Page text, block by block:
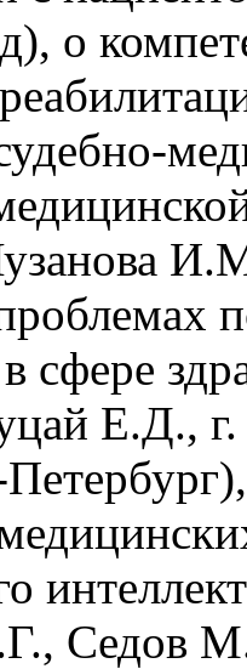
о
сфере
Е.Д., г.
Седов